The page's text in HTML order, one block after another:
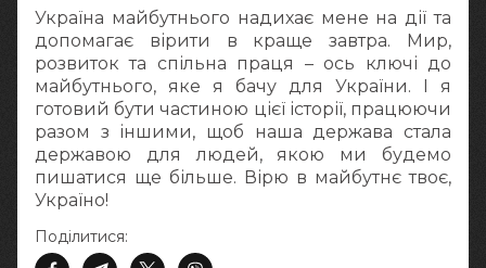
Україна майбутнього надихає мене на дії та
допомагає вірити в краще завтра. Мир,
розвиток та спільна праця – ось ключі до
майбутнього, яке я бачу для України. І я
готовий бути частиною цієї історії, працюючи
разом з іншими, щоб наша держава стала
державою для людей, якою ми будемо
пишатися ще більше. Вірю в майбутнє твоє,
Україно!
Поділитися: